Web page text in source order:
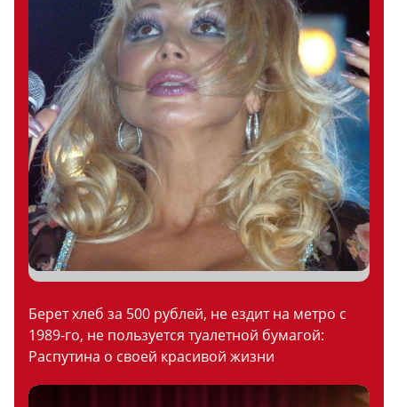
Берет хлеб за 500 рублей, не ездит на метро с
1989-го, не пользуется туалетной бумагой:
Распутина о своей красивой жизни